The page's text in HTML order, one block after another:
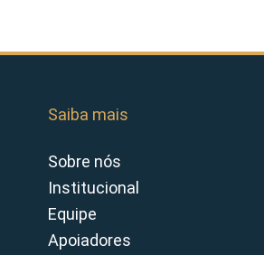
Saiba mais
Sobre nós
Institucional
Equipe
Apoiadores